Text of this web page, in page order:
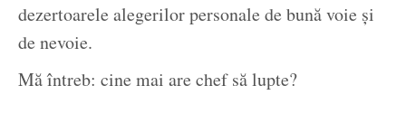
dezertoarele alegerilor personale de bună voie și
de nevoie.
Mă întreb: cine mai are chef să lupte?